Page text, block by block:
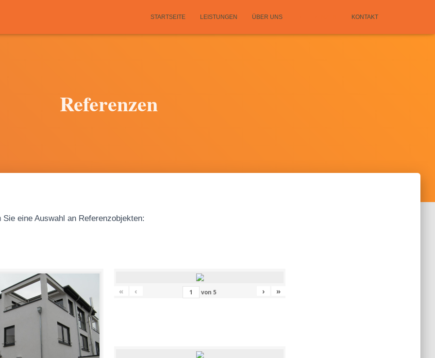
STARTSEITE LEISTUNGEN ÜBER UNS KONTAKT
Referenzen
Sie eine Auswahl an Referenzobjekten:
« ‹ von5 › »